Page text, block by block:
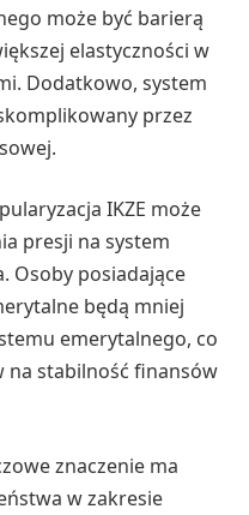
może być barierą
elastyczności w
Dodatkowo, system
przez
IKZE może
presji na system
Osoby posiadające
będą mniej
emerytalnego, co
na stabilność finansów
znaczenie ma
w zakresie